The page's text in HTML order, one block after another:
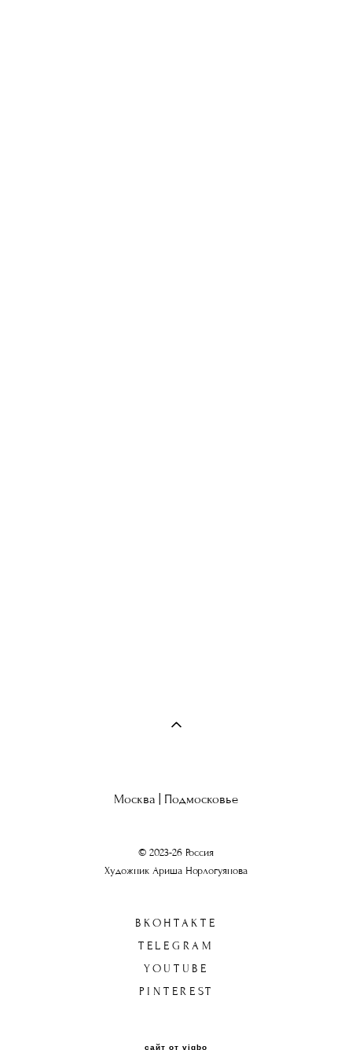
Москва | Подмосковье
© 2023-26 Россия
Художник Ариша Норлогуянова
ВКОНТАКТЕ
TELEGRAM
YOUTUBE
PINTEREST
сайт от vigbo